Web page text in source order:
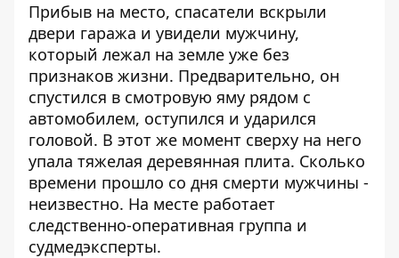
Прибыв на место, спасатели вскрыли
двери гаража и увидели мужчину,
который лежал на земле уже без
признаков жизни. Предварительно, он
спустился в смотровую яму рядом с
автомобилем, оступился и ударился
головой. В этот же момент сверху на него
упала тяжелая деревянная плита. Сколько
времени прошло со дня смерти мужчины -
неизвестно. На месте работает
следственно-оперативная группа и
судмедэксперты.